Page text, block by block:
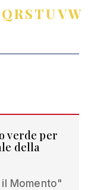
QRSTUVW
verde per
della
Momento"